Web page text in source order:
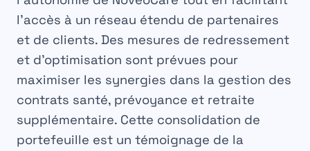
l’accès à un réseau étendu de partenaires
et de clients. Des mesures de redressement
et d’optimisation sont prévues pour
maximiser les synergies dans la gestion des
contrats santé, prévoyance et retraite
supplémentaire. Cette consolidation de
portefeuille est un témoignage de la